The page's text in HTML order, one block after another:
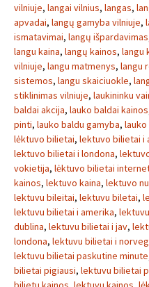
vilniuje, langai vilnius, langas,
apvadai, langų gamyba vilniuje,
ismatavimai, langų išpardavimas
langu kaina, langų kainos, langu
vilniuje, langu matmenys, langu
sistemos, langu skaiciuokle,
stiklinimas vilniuje, laukininku
baldai akcija, lauko baldai kainos
pinti, lauko baldu gamyba,
lėktuvo bilietai, lektuvo bilietai i
lektuvo bilietai i londona,
vokietija, lėktuvo bilietai
kainos, lektuvo kaina, lektuvo
lektuvu bileitai, lektuvu biletai,
lektuvu bilietai i amerika,
dublina, lektuvu bilietai i jav,
londona, lektuvu bilietai i
lektuvu bilietai paskutine minute
bilietai pigiausi, lektuvu bilietai